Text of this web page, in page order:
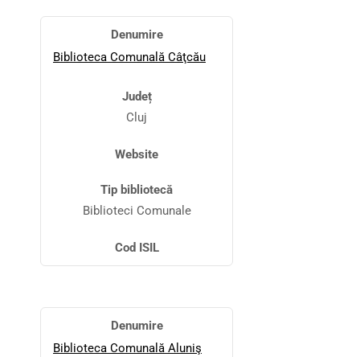
Denumire
Biblioteca Comunală Câţcău
Județ
Cluj
Website
Tip bibliotecă
Biblioteci Comunale
Cod ISIL
Denumire
Biblioteca Comunală Aluniş